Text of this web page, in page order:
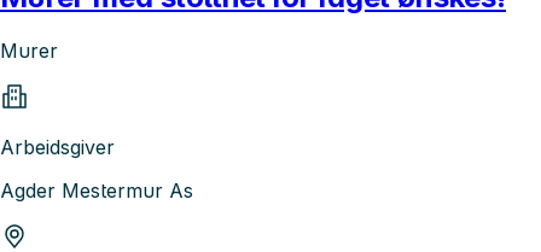
Murer
Arbeidsgiver
Agder Mestermur As